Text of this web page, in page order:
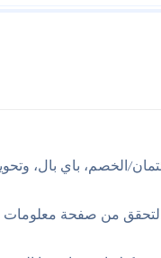
الخصم، باي بال،
التحقق من صفحة